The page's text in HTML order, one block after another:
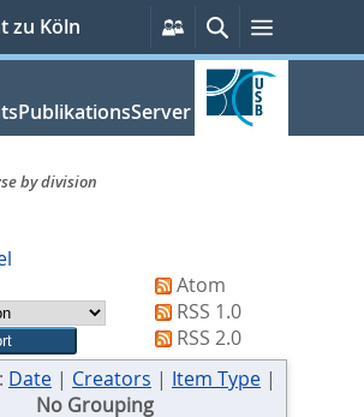
zu Köln
Persönliche
Services
SucheMenü
by division
Atom
RSS 1.0
RSS 2.0
Date | Creators | Item Type |
No Grouping